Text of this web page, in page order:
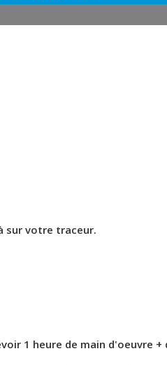
sur votre traceur.
1 heure de main d'oeuvre +